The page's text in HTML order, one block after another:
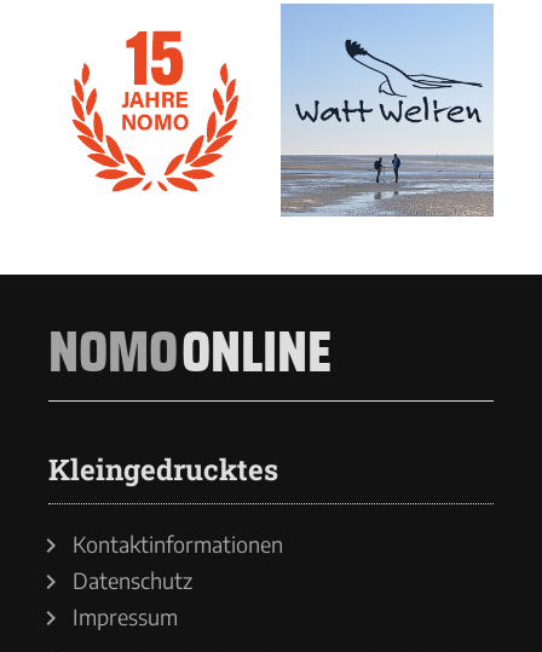
NOMOONLINE
Kleingedrucktes
Kontaktinformationen
Datenschutz
Impressum